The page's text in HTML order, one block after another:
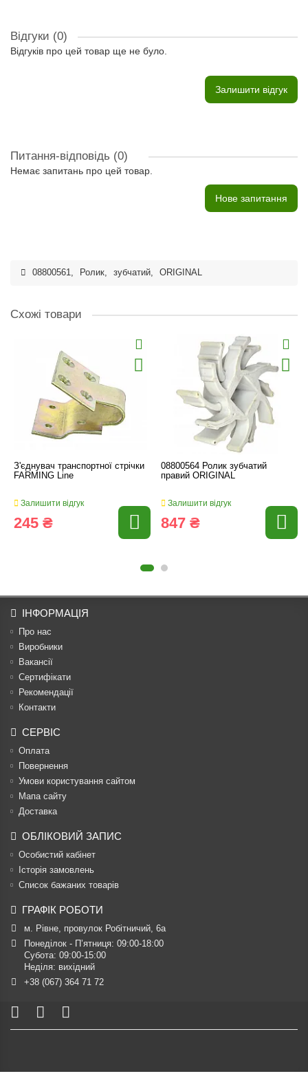
Відгуки (0)
Відгуків про цей товар ще не було.
Залишити відгук
Питання-відповідь (0)
Немає запитань про цей товар.
Нове запитання
08800561, Ролик, зубчатий, ORIGINAL
Схожі товари
З'єднувач транспортної стрічки
FARMING Line
Залишити відгук
245 ₴
08800564 Ролик зубчатий
правий ORIGINAL
Залишити відгук
847 ₴
ІНФОРМАЦІЯ
Про нас
Виробники
Вакансії
Сертифікати
Рекомендації
Контакти
СЕРВІС
Оплата
Повернення
Умови користування сайтом
Мапа сайту
Доставка
ОБЛІКОВИЙ ЗАПИС
Особистий кабінет
Історія замовлень
Список бажаних товарів
ГРАФІК РОБОТИ
м. Рівне, провулок Робітничий, 6а
Понеділок - П’ятниця: 09:00-18:00
Субота: 09:00-15:00
Неділя: вихідний
+38 (067) 364 71 72